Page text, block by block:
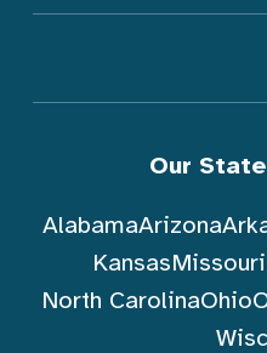
Our
AlabamaArizona
KansasMissouri
North CarolinaOhio